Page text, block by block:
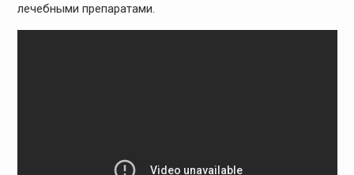
лечебными препаратами.